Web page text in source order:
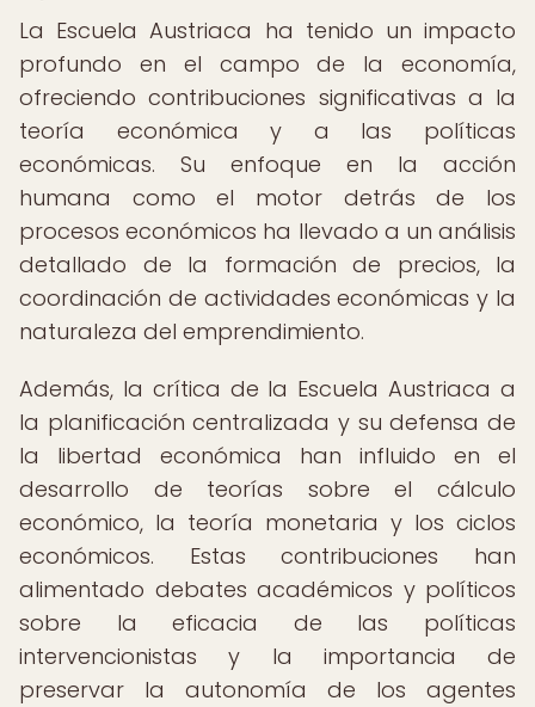
La Escuela Austriaca ha tenido un impacto
profundo en el campo de la economía,
ofreciendo contribuciones significativas a la
teoría económica y a las políticas
económicas. Su enfoque en la acción
humana como el motor detrás de los
procesos económicos ha llevado a un análisis
detallado de la formación de precios, la
coordinación de actividades económicas y la
naturaleza del emprendimiento.
Además, la crítica de la Escuela Austriaca a
la planificación centralizada y su defensa de
la libertad económica han influido en el
desarrollo de teorías sobre el cálculo
económico, la teoría monetaria y los ciclos
económicos. Estas contribuciones han
alimentado debates académicos y políticos
sobre la eficacia de las políticas
intervencionistas y la importancia de
preservar la autonomía de los agentes